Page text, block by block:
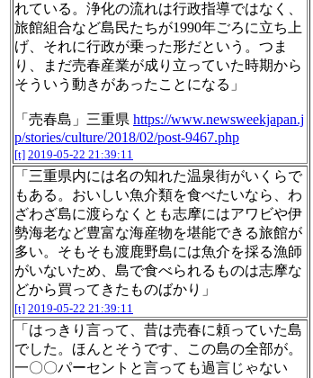
れている。浄化の流れは行政指導ではなく、
旅館組合など島民たちが1990年ごろに立ち上
げ、それに行政が乗った形だという。つま
り、まだ売春産業が成り立っていた時期から
そういう動きがあったことになる」
「売春島」三重県 https://www.newsweekjapan.j
p/stories/culture/2018/02/post-9467.php
[t] 2019-05-22 21:39:11
「三重県内には名の知れた温泉街がいくらで
もある。おいしい魚介類を食べたいなら、わ
ざわざ島に渡らなくとも志摩にはアワビや伊
勢海老など豊富な海産物を堪能できる旅館が
多い。そもそも渡鹿野島には魚介を採る漁師
がいないため、島で食べられるものは志摩な
どから買ってきたものばかり」
[t] 2019-05-22 21:39:11
「はっきり言って、昔は売春に頼っていた島
でした。ほんとそうです、この島の全部が。
一〇〇パーセントと言っても過言じゃない